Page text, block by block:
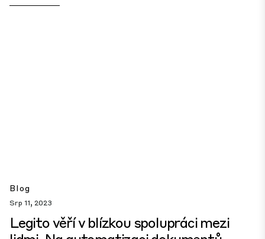
Blog
Srp 11, 2023
Legito věří v blízkou spolupráci mezi